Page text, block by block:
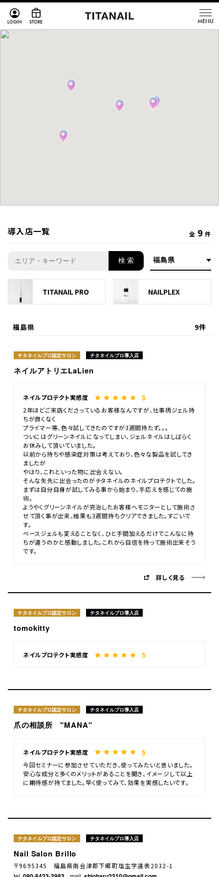
LOGIN STORE
導入店一覧 全 9 件
検 索
TITANAIL PRO NAILPLEX
福島県 9件
チタネイルプロ認定サロン チタネイルプロ導入店
ネイルアトリエLaLien
ネイルプロテクト実感度 5
2年ほどご来店くださっているお客様なんですが、仕事柄ジェル持
ちが良くなく
プライマー等、色々試してきたのですが3週間持たず。。。
ついにはグリーンネイルになってしまい、ジェルネイルはしばらく
お休みして頂いていました。
以前から持ちや感染症対策は考えており、色々な製品を試してき
ましたが
やはり、これといった物に出会えない。
そんな矢先に出会ったのがチタネイルのネイルプロテクトでした。
まずは自分自身が試してみる事から始まり、手応えを感じての施
術。
ようやくグリーンネイルが完治したお客様へモニターとして施術さ
せて頂く事が出来、結果も3週間持ちクリアできました。すごいで
す。
ベースジェルも変えることなく、ひと手間加えるだけでこんなに持
ちが違うのかと感動しました。これから自信を持って施術出来そう
です。
詳しく見る
チタネイルプロ認定サロン チタネイルプロ導入店
tomokitty
ネイルプロテクト実感度 5
チタネイルプロ認定サロン チタネイルプロ導入店
爪の相談所 "MANA"
ネイルプロテクト実感度 5
今回セミナーに参加させていただき、使ってみたいと思いました。
安心な成分と多くのメリットがあることを聞き、イメージして以上
に期待感が持てました。早く使ってみて、効果を実感したいです。
チタネイルプロ認定サロン チタネイルプロ導入店
Nail Salon Brillo
〒9695345 福島県南会津郡下郷町塩生字遠表2032-1